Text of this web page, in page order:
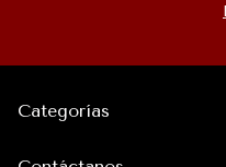
Categorías